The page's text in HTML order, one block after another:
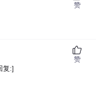
赞
复:]
赞